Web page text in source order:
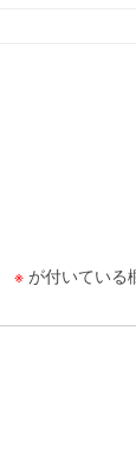
※ が付いている